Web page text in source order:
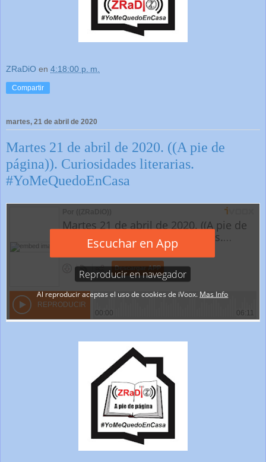
ZRaDiO en 4:18:00 p. m.
Compartir
martes, 21 de abril de 2020
Martes 21 de abril de 2020. ((A pie de
página)). Curiosidades literarias.
#YoMeQuedoEnCasa